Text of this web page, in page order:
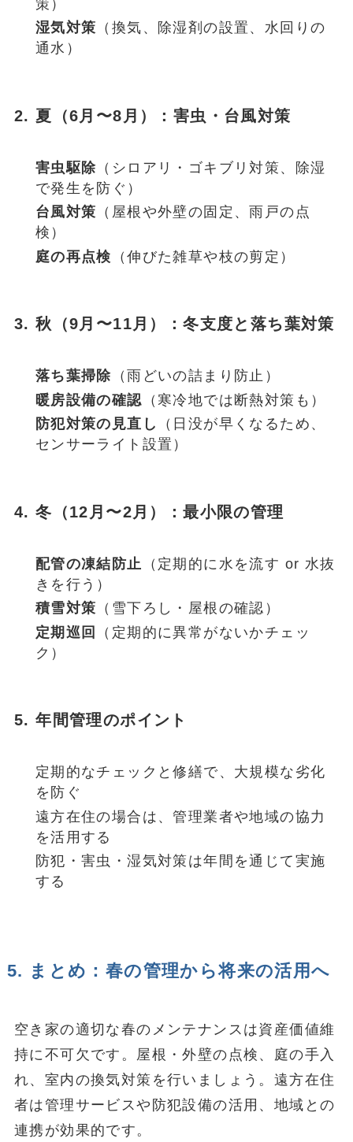
策）
湿気対策 （換気、除湿剤の設置、水回りの
通水）
2. 夏（6月〜8月）：害虫・台風対策
害虫駆除 （シロアリ・ゴキブリ対策、除湿
で発生を防ぐ）
台風対策 （屋根や外壁の固定、雨戸の点
検）
庭の再点検 （伸びた雑草や枝の剪定）
3. 秋（9月〜11月）：冬支度と落ち葉対策
落ち葉掃除 （雨どいの詰まり防止）
暖房設備の確認 （寒冷地では断熱対策も）
防犯対策の見直し
（日没が早くなるため、
センサーライト設置）
4. 冬（12月〜2月）：最小限の管理
配管の凍結防止
（定期的に水を流す or 水抜
きを行う）
積雪対策 （雪下ろし・屋根の確認）
定期巡回
（定期的に異常がないかチェッ
ク）
5. 年間管理のポイント
定期的なチェックと修繕で、大規模な劣化
を防ぐ
遠方在住の場合は、管理業者や地域の協力
を活用する
防犯・害虫・湿気対策は年間を通じて実施
する
5. まとめ：春の管理から将来の活用へ
空き家の適切な春のメンテナンスは資産価値維
持に不可欠です。屋根・外壁の点検、庭の手入
れ、室内の換気対策を行いましょう。遠方在住
者は管理サービスや防犯設備の活用、地域との
連携が効果的です。